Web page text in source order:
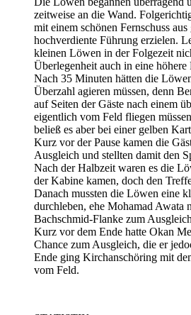
zeitweise an die Wand.
mit einem schönen Fernschuss
hochverdiente Führung erzielen.
kleinen Löwen in der Folgezeit
Überlegenheit auch in eine
Nach 35 Minuten hätten die
Überzahl agieren müssen, denn
auf Seiten der Gäste nach einem
eigentlich vom Feld fliegen
beließ es aber bei einer gelben
Kurz vor der Pause kamen die
Ausgleich und stellten damit den
Nach der Halbzeit waren es die
der Kabine kamen, doch den
Danach mussten die Löwen eine
durchleben, ehe Mohamad Awata
Bachschmid-Flanke zum
Kurz vor dem Ende hatte Okan
Chance zum Ausgleich, die er
Ende ging Kirchanschöring mit
vom Feld.